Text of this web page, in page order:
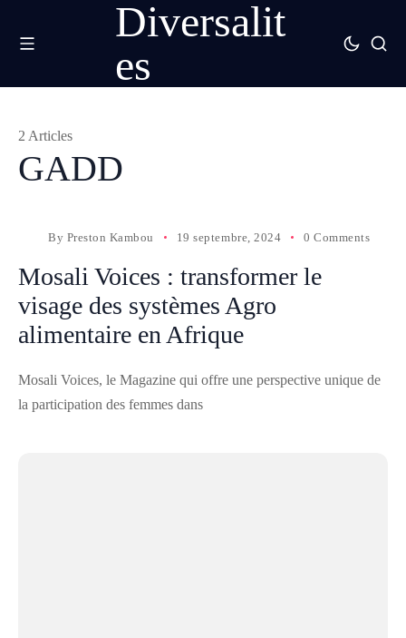
Diversalit
es
GADD
2 Articles
By Preston Kambou 19 septembre, 2024 0 Comments
Mosali Voices : transformer le
visage des systèmes Agro
alimentaire en Afrique
Mosali Voices, le Magazine qui offre une perspective unique de
la participation des femmes dans